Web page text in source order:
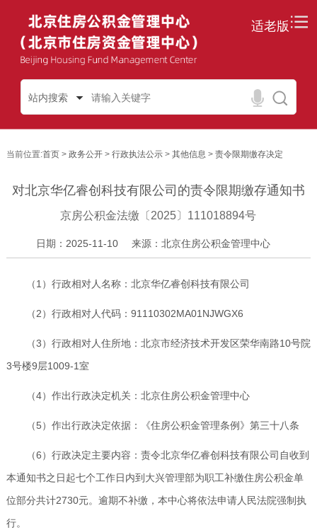
适老版
站内搜索
当前位置:首页> 政务公开> 行政执法公示> 其他信息 > 责令限期缴存决定
对北京华亿睿创科技有限公司的责令限期缴存通知书
京房公积金法缴〔2025〕111018894号
日期：2025-11-10 来源：北京住房公积金管理中心
（1）行政相对人名称：北京华亿睿创科技有限公司
（2）行政相对人代码：91110302MA01NJWGX6
（3）行政相对人住所地：北京市经济技术开发区荣华南路10号院
3号楼9层1009-1室
（4）作出行政决定机关：北京住房公积金管理中心
（5）作出行政决定依据：《住房公积金管理条例》第三十八条
（6）行政决定主要内容：责令北京华亿睿创科技有限公司自收到
本通知书之日起七个工作日内到大兴管理部为职工补缴住房公积金单
位部分共计2730元。逾期不补缴，本中心将依法申请人民法院强制执
行。